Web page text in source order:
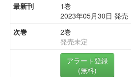
1巻
2023年05月30日 発売
2巻
発売未定
アラート登録
(無料)